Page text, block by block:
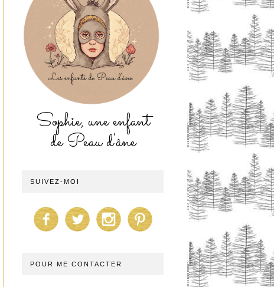
Sophie, une enfant
de Peau d'âne
SUIVEZ-MOI
POUR ME CONTACTER